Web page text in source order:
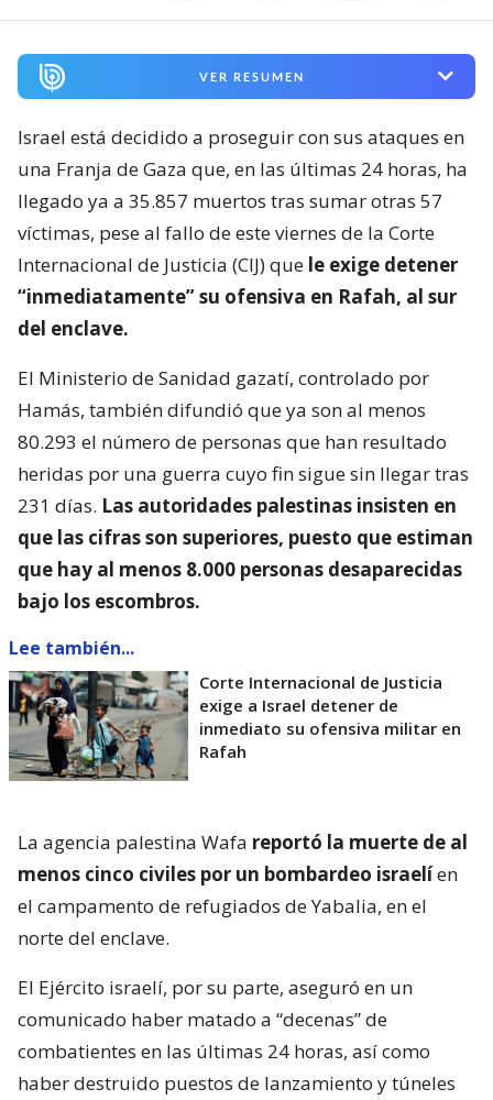
VER RESUMEN
Israel está decidido a proseguir con sus ataques en
una Franja de Gaza que, en las últimas 24 horas, ha
llegado ya a 35.857 muertos tras sumar otras 57
víctimas, pese al fallo de este viernes de la Corte
Internacional de Justicia (CIJ) que le exige detener
“inmediatamente” su ofensiva en Rafah, al sur
del enclave.
El Ministerio de Sanidad gazatí, controlado por
Hamás, también difundió que ya son al menos
80.293 el número de personas que han resultado
heridas por una guerra cuyo fin sigue sin llegar tras
231 días. Las autoridades palestinas insisten en
que las cifras son superiores, puesto que estiman
que hay al menos 8.000 personas desaparecidas
bajo los escombros.
Lee también...
Corte Internacional de Justicia
exige a Israel detener de
inmediato su ofensiva militar en
Rafah
La agencia palestina Wafa reportó la muerte de al
menos cinco civiles por un bombardeo israelíen
el campamento de refugiados de Yabalia, en el
norte del enclave.
El Ejército israelí, por su parte, aseguró en un
comunicado haber matado a “decenas” de
combatientes en las últimas 24 horas, así como
haber destruido puestos de lanzamiento y túneles